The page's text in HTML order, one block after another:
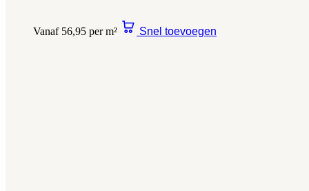
Vanaf 56,95 per m² Snel toevoegen